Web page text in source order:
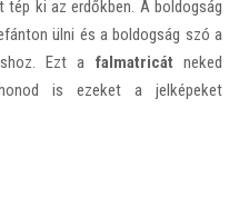
ki az erdőkben. A boldogság
ülni és a boldogság szó a
Ezt a falmatricát neked
is ezeket a jelképeket